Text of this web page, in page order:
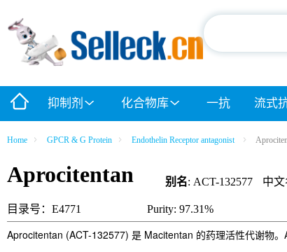
抑制剂 化合物库 一抗 流式
Home GPCR & G Protein Endothelin Receptor antagonist
Aprocitentan 别名: ACT-132577 中
目录号：E4771 Purity: 97.31%
Aprocitentan (ACT-132577) 是 Macitentan 的药理活性代谢物